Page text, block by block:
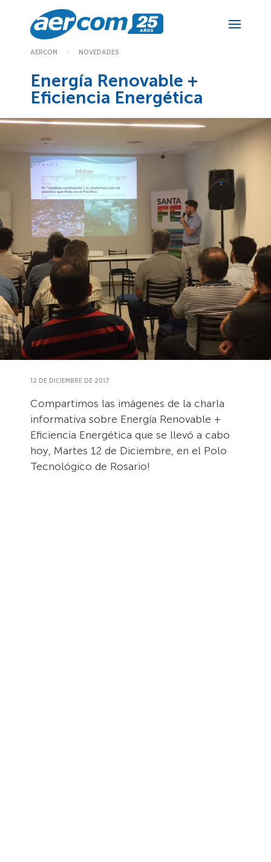
AERCOM NOVEDADES
Energía Renovable +
Eficiencia Energética
12 DE DICIEMBRE DE 2017
Compartimos las imágenes de la charla
informativa sobre Energía Renovable +
Eficiencia Energética que se llevó a cabo
hoy, Martes 12 de Diciembre, en el Polo
Tecnológico de Rosario!